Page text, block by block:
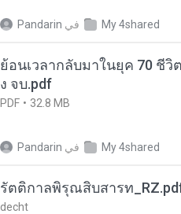
Pandarin في My 4shared
ย้อนเวลากลับมาในยุค 70 ชีวิ
ง จบ.pdf
PDF 32.8 MB
Pandarin في My 4shared
รัตติกาลพิรุณสิบสารท
decht